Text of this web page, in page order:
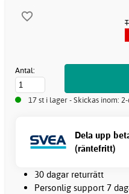
Antal:
17 st i lager - Skickas inom:
Dela upp
(räntefritt)
30 dagar returrätt
Personlig support 7